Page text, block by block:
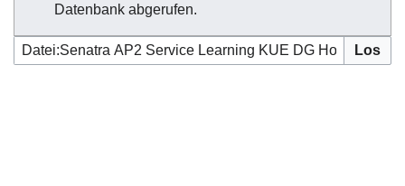
Datenbank abgerufen.